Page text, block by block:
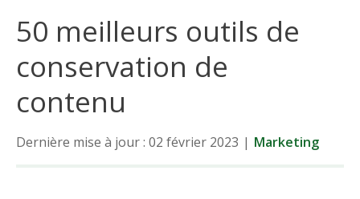
50 meilleurs outils de
conservation de
contenu
Dernière mise à jour : 02 février 2023 | Marketing